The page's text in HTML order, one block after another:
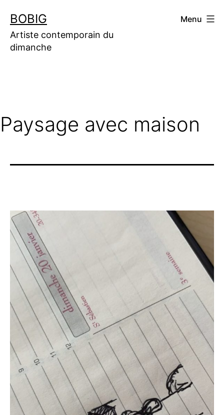
contenu
BOBIG
Artiste contemporain du
dimanche
Menu
Paysage avec maison